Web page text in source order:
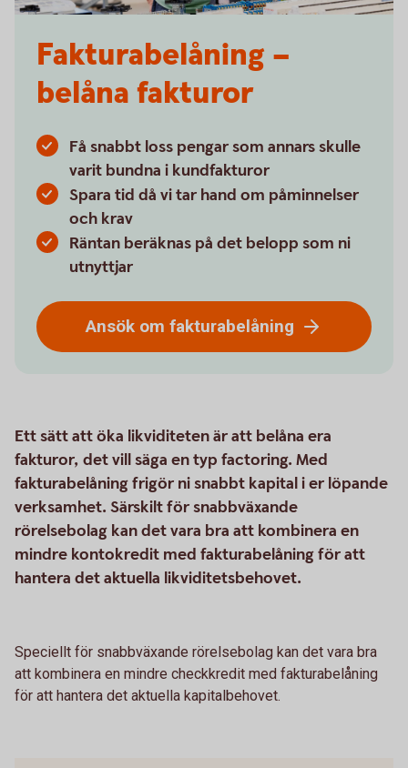
Fakturabelåning –
belåna fakturor
Få snabbt loss pengar som annars skulle
varit bundna i kundfakturor
Spara tid då vi tar hand om påminnelser
och krav
Räntan beräknas på det belopp som ni
utnyttjar
Ansök om fakturabelåning
Ett sätt att öka likviditeten är att belåna era
fakturor, det vill säga en typ factoring. Med
fakturabelåning frigör ni snabbt kapital i er löpande
verksamhet. Särskilt för snabbväxande
rörelsebolag kan det vara bra att kombinera en
mindre kontokredit med fakturabelåning för att
hantera det aktuella likviditetsbehovet.
Speciellt för snabbväxande rörelsebolag kan det vara bra
att kombinera en mindre checkkredit med fakturabelåning
för att hantera det aktuella kapitalbehovet.